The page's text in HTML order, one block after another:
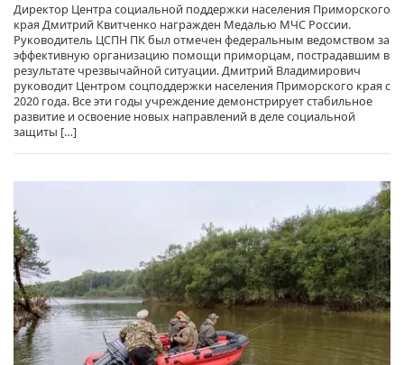
Директор Центра социальной поддержки населения Приморского
края Дмитрий Квитченко награжден Медалью МЧС России.
Руководитель ЦСПН ПК был отмечен федеральным ведомством за
эффективную организацию помощи приморцам, пострадавшим в
результате чрезвычайной ситуации. Дмитрий Владимирович
руководит Центром соцподдержки населения Приморского края с
2020 года. Все эти годы учреждение демонстрирует стабильное
развитие и освоение новых направлений в деле социальной
защиты […]